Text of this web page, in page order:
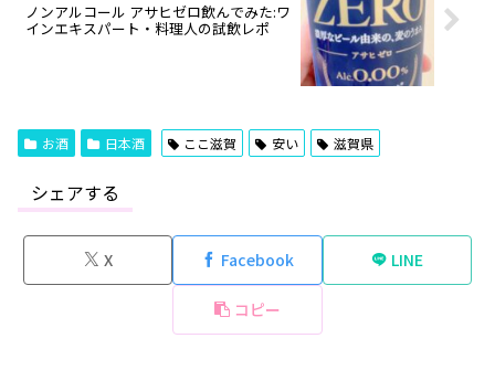
ノンアルコール アサヒゼロ飲んでみた:ワ
インエキスパート・料理人の試飲レポ
お酒 日本酒 ここ滋賀 安い 滋賀県
シェアする
X Facebook LINE
コピー